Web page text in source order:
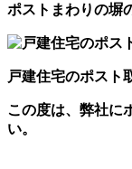
ポストまわりの塀
戸建住宅のポス
この度は、弊社に
い。